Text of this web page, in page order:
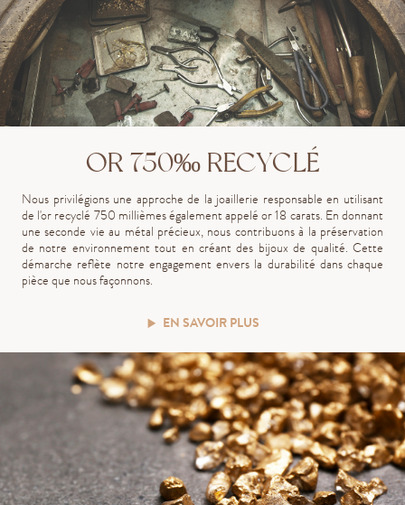
OR 750‰ RECYCLÉ
Nous privilégions une approche de la joaillerie responsable en utilisant
de l'or recyclé 750 millièmes également appelé or 18 carats. En donnant
une seconde vie au métal précieux, nous contribuons à la préservation
de notre environnement tout en créant des bijoux de qualité. Cette
démarche reflète notre engagement envers la durabilité dans chaque
pièce que nous façonnons.
EN SAVOIR PLUS